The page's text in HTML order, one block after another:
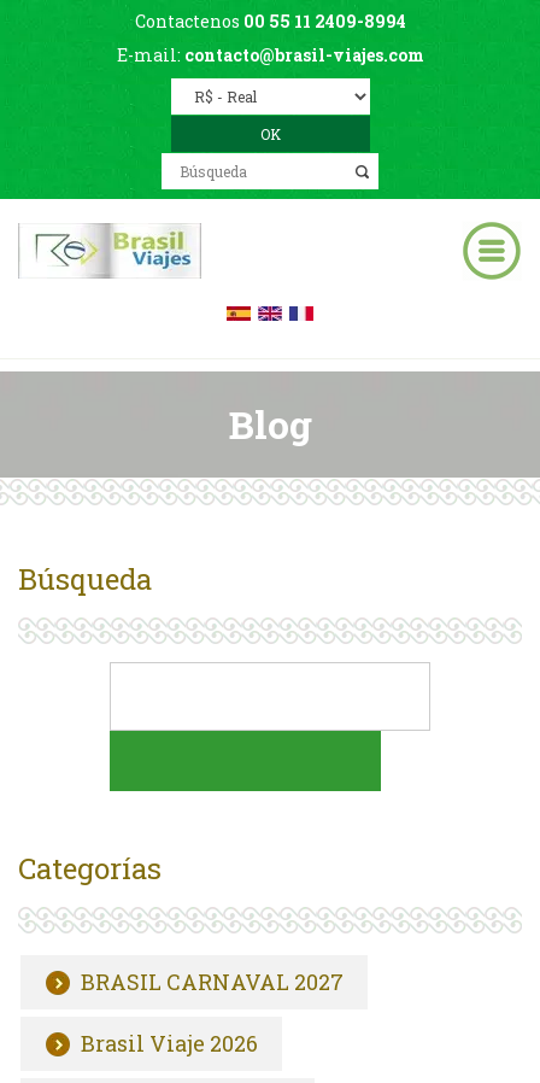
Contactenos 00 55 11 2409-8994
E-mail: contacto@brasil-viajes.com
Blog
Búsqueda
Categorías
BRASIL CARNAVAL 2027
Brasil Viaje 2026